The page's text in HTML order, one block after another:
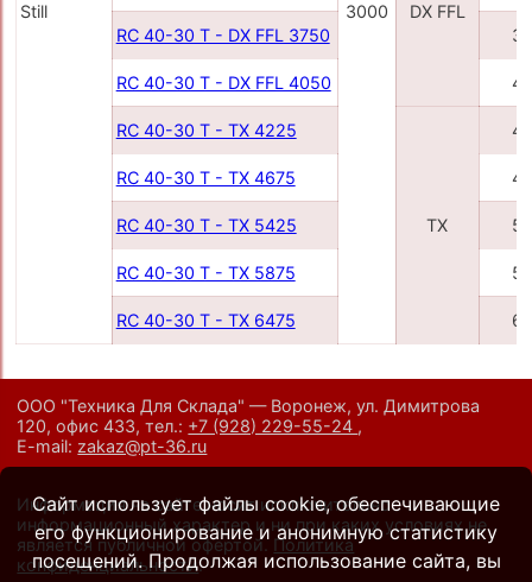
Still 3000 DX FFL
RC 40-30 T - DX FFL 3750
RC 40-30 T - DX FFL 4050
RC 40-30 T - TX 4225
TX
RC 40-30 T - TX 4675
RC 40-30 T - TX 5425
RC 40-30 T - TX 5875
RC 40-30 T - TX 6475
ООО "Техника Для Склада" — Воронеж, ул. Димитрова
120, офис 433,тел.: +7 (928) 229-55-24 ,
E-mail: zakaz@pt-36.ru
Информация на сайте носит исключительно
информационный характер и ни при каких условиях не
является публичной офертой. Политика
конфиденциальности.
Сайт использует файлы cookie, обеспечивающие
его функционирование и анонимную статистику
посещений. Продолжая использование сайта, вы